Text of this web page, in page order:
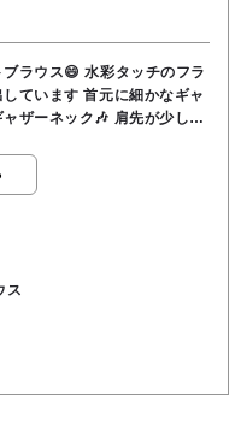
彩タッチのフラ
元に細かなギャ
ザーネック🎶 肩先が少し隠
け感を演出😆 腰回り&
たりとしたシルエット ●綿
ス